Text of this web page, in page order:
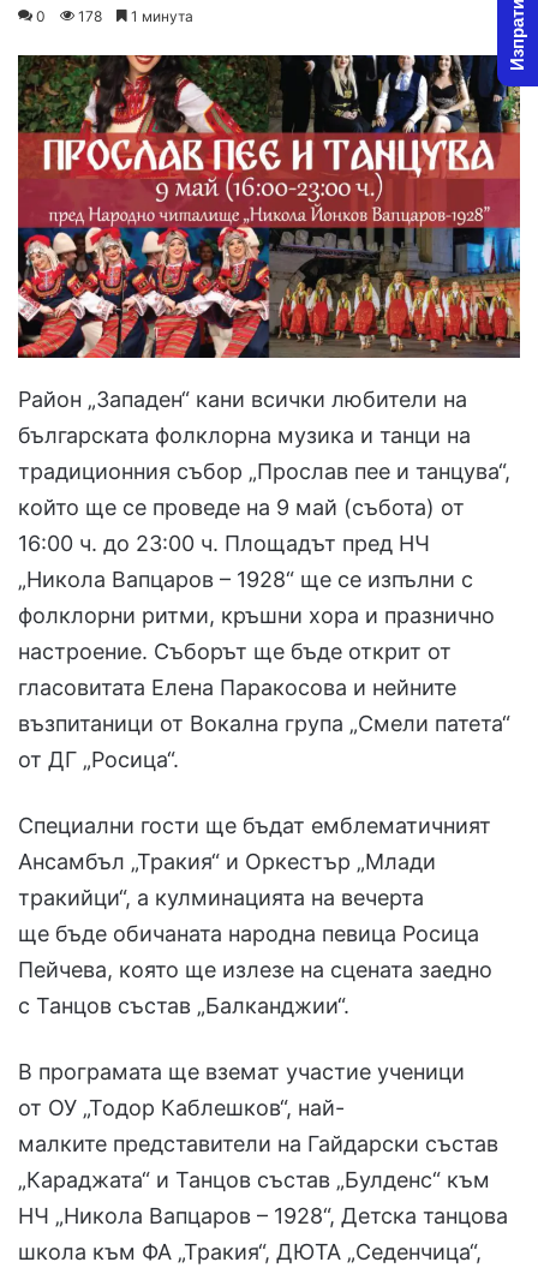
0 178 1 минута
Район „Западен“ кани всички любители на
българската фолклорна музика и танци на
традиционния събор „Прослав пее и танцува“,
който ще се проведе на 9 май (събота) от
16:00 ч. до 23:00 ч. Площадът пред НЧ
„Никола Вапцаров – 1928“ ще се изпълни с
фолклорни ритми, кръшни хора и празнично
настроение. Съборът ще бъде открит от
гласовитата Елена Паракосова и нейните
възпитаници от Вокална група „Смели патета“
от ДГ „Росица“.
Специални гости ще бъдат емблематичният
Ансамбъл „Тракия“ и Оркестър „Млади
тракийци“, а кулминацията на вечерта
ще бъде обичаната народна певица Росица
Пейчева, която ще излезе на сцената заедно
с Танцов състав „Балканджии“.
В програмата ще вземат участие ученици
от ОУ „Тодор Каблешков“, най-
малките представители на Гайдарски състав
„Караджата“ и Танцов състав „Булденс“ към
НЧ „Никола Вапцаров – 1928“, Детска танцова
школа към ФА „Тракия“, ДЮТА „Седенчица“,